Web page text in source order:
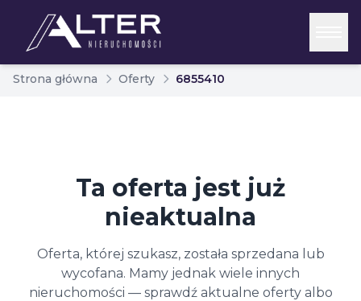
Strona główna Oferty 6855410
Ta oferta jest już
nieaktualna
Oferta, której szukasz, została sprzedana lub
wycofana. Mamy jednak wiele innych
nieruchomości — sprawdź aktualne oferty albo